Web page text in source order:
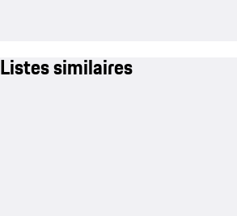
Listes similaires